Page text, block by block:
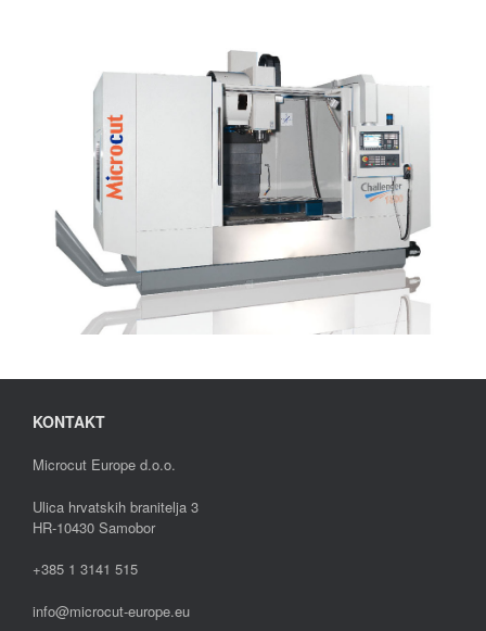
KONTAKT
Microcut Europe d.o.o.
Ulica hrvatskih branitelja 3
HR-10430 Samobor
+385 1 3141 515
info@microcut-europe.eu